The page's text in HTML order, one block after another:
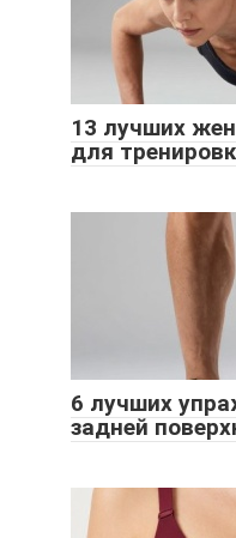
13 лучших
для
6 лучших
задней